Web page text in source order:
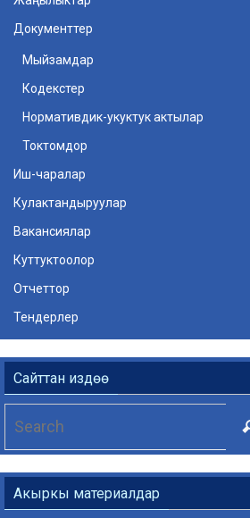
Документтер
Мыйзамдар
Кодекстер
Нормативдик-укуктук актылар
Токтомдор
Иш-чаралар
Кулактандыруулар
Вакансиялар
Куттуктоолор
Отчеттор
Тендерлер
Сайттан издөө
Акыркы материалдар